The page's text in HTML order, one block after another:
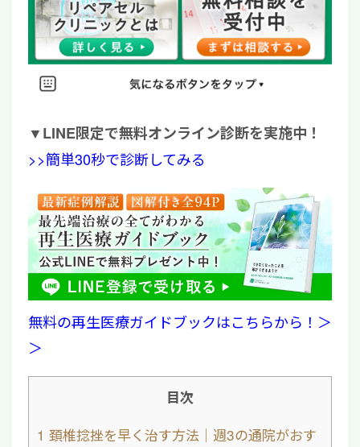
▼LINE限定で無料オンライン診断を実施中！
>>簡単30秒で診断してみる
無料の再生医療ガイドブックはこちらから！＞
＞
目次
1 頚椎捻挫を早く治す方法｜週3の通院がおす